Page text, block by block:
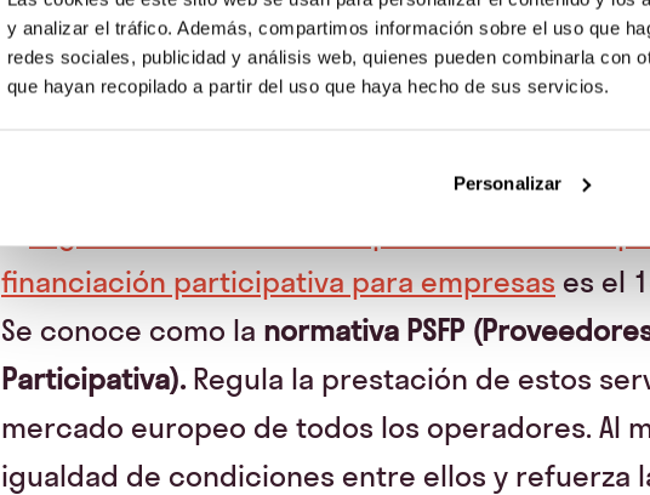
y analizar el tráfico. Además, compartimos información sobre el uso que
redes sociales, publicidad y análisis web, quienes pueden combinarla con
que hayan recopilado a partir del uso que haya hecho de sus servicios.
Personalizar
¿Qué normativa regula la actividad
financiación participativa para empresas es el
Se conoce como la normativa PSFP
Participativa). Regula la prestación de estos
mercado europeo de todos los operadores. Al
igualdad de condiciones entre ellos y refuerza